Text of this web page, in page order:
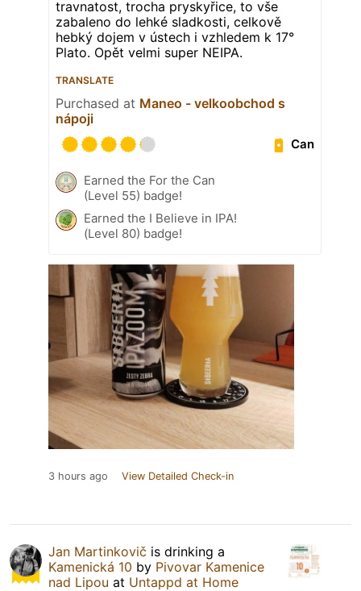
travnatost, trocha pryskyřice, to vše
zabaleno do lehké sladkosti, celkově
hebký dojem v ústech i vzhledem k 17°
Plato. Opět velmi super NEIPA.
TRANSLATE
Purchased at Maneo - velkoobchod s
nápoji
Can
Earned the For the Can
(Level 55) badge!
Earned the I Believe in IPA!
(Level 80) badge!
3 hours ago View Detailed Check-in
Jan Martinkovič is drinking a
Kamenická 10 by Pivovar Kamenice
nad Lipou at Untappd at Home